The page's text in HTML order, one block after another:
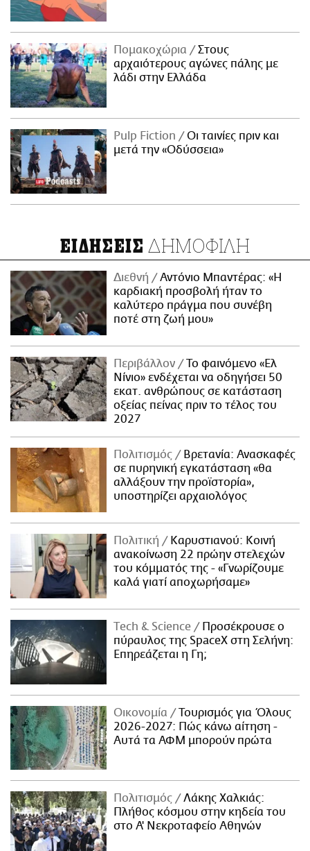
Πομακοχώρια
Στους
αρχαιότερους αγώνες πάλης με
λάδι στην Ελλάδα
Pulp Fiction
Οι ταινίες πριν και
μετά την «Οδύσσεια»
ΕΙΔΗΣΕΙΣ ΔΗΜΟΦΙΛΗ
Διεθνή
Αντόνιο Μπαντέρας: «Η
καρδιακή προσβολή ήταν το
καλύτερο πράγμα που συνέβη
ποτέ στη ζωή μου»
Περιβάλλον
Το φαινόμενο «Ελ
Νίνιο» ενδέχεται να οδηγήσει 50
εκατ. ανθρώπους σε κατάσταση
οξείας πείνας πριν το τέλος του
2027
Πολιτισμός
Βρετανία: Ανασκαφές
σε πυρηνική εγκατάσταση «θα
αλλάξουν την προϊστορία»,
υποστηρίζει αρχαιολόγος
Πολιτική
Καρυστιανού: Κοινή
ανακοίνωση 22 πρώην στελεχών
του κόμματός της - «Γνωρίζουμε
καλά γιατί αποχωρήσαμε»
Τech & Science
Προσέκρουσε ο
πύραυλος της SpaceX στη Σελήνη:
Επηρεάζεται η Γη;
Οικονομία
Τουρισμός για Όλους
2026-2027: Πώς κάνω αίτηση -
Αυτά τα ΑΦΜ μπορούν πρώτα
Πολιτισμός
Λάκης Χαλκιάς:
Πλήθος κόσμου στην κηδεία του
στο Α' Νεκροταφείο Αθηνών